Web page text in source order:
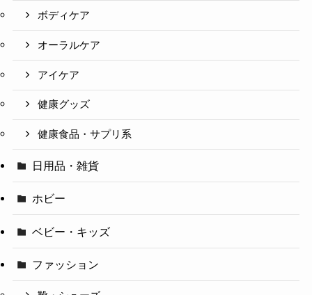
ボディケア
オーラルケア
アイケア
健康グッズ
健康食品・サプリ系
日用品・雑貨
ホビー
ベビー・キッズ
ファッション